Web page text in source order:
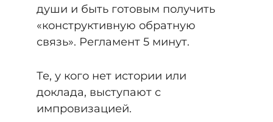
души и быть готовым получить
«конструктивную обратную
связь». Регламент 5 минут.
Те, у кого нет истории или
доклада, выступают с
импровизацией.